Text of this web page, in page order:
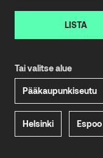
LISTA
Tai valitse alue
Pääkaupunkiseutu
Helsinki Espoo